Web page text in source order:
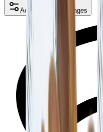
Activer mes avantages